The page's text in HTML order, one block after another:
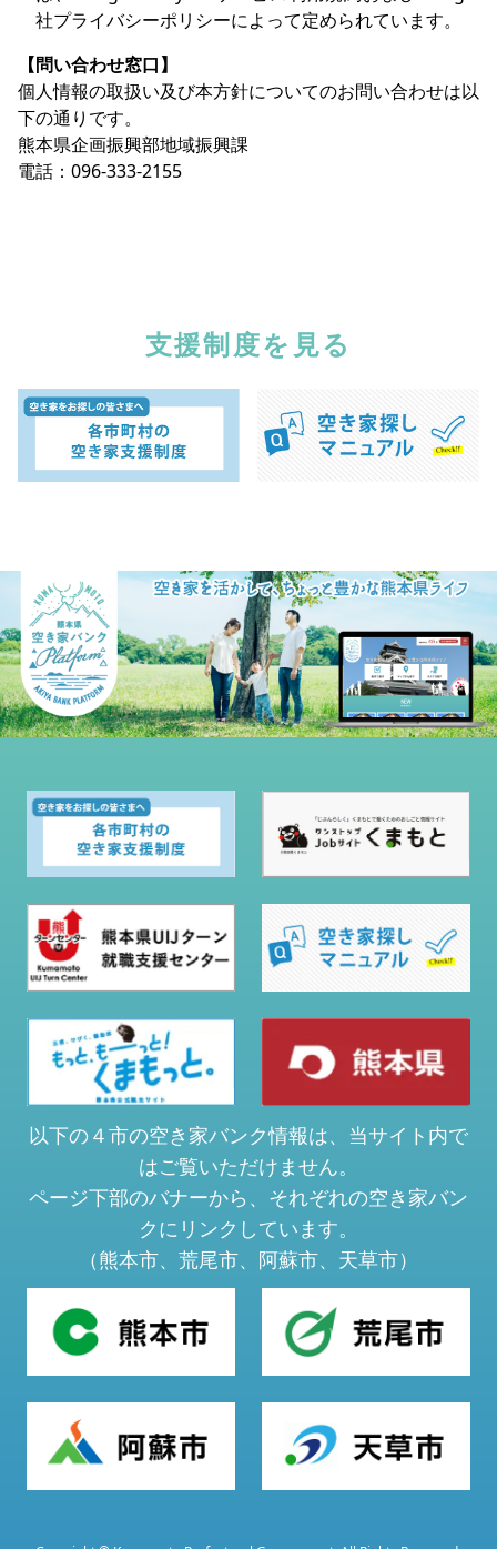
社プライバシーポリシーによって定められています。
【問い合わせ窓口】
個人情報の取扱い及び本方針についてのお問い合わせは以
下の通りです。
熊本県企画振興部地域振興課
電話：096-333-2155
支援制度を見る
以下の４市の空き家バンク情報は、当サイト内で
はご覧いただけません。
ページ下部のバナーから、それぞれの空き家バン
クにリンクしています。
（熊本市、荒尾市、阿蘇市、天草市）